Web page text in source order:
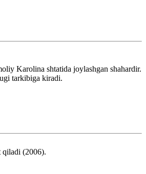
Karolina shtatida joylashgan shahardir.
tarkibiga kiradi.
qiladi (2006).